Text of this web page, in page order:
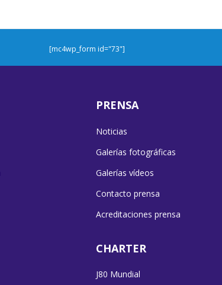
[mc4wp_form id="73"]
PRENSA
Noticias
Galerías fotográficas
Galerías vídeos
Contacto prensa
Acreditaciones prensa
CHARTER
J80 Mundial